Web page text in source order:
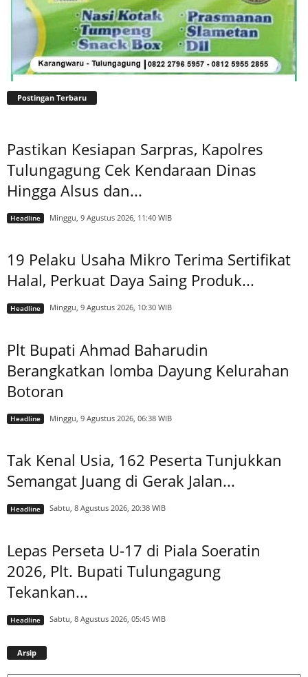
Postingan Terbaru
Pastikan Kesiapan Sarpras, Kapolres
Tulungagung Cek Kendaraan Dinas
Hingga Alsus dan...
Headline Minggu, 9 Agustus 2026, 11:40 WIB
19 Pelaku Usaha Mikro Terima Sertifikat
Halal, Perkuat Daya Saing Produk...
Headline Minggu, 9 Agustus 2026, 10:30 WIB
Plt Bupati Ahmad Baharudin
Berangkatkan lomba Dayung Kelurahan
Botoran
Headline Minggu, 9 Agustus 2026, 06:38 WIB
Tak Kenal Usia, 162 Peserta Tunjukkan
Semangat Juang di Gerak Jalan...
Headline Sabtu, 8 Agustus 2026, 20:38 WIB
Lepas Perseta U-17 di Piala Soeratin
2026, Plt. Bupati Tulungagung
Tekankan...
Headline Sabtu, 8 Agustus 2026, 05:45 WIB
Arsip